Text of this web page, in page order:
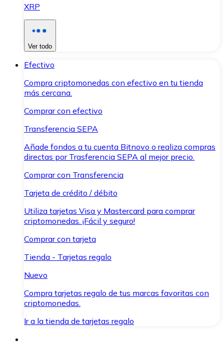
XRP
Ver todo
Efectivo
Compra criptomonedas con efectivo en tu tienda
más cercana.
Comprar con efectivo
Transferencia SEPA
Añade fondos a tu cuenta Bitnovo o realiza compras
directas por Trasferencia SEPA al mejor precio.
Comprar con Transferencia
Tarjeta de crédito / débito
Utiliza tarjetas Visa y Mastercard para comprar
criptomonedas. ¡Fácil y seguro!
Comprar con tarjeta
Tienda - Tarjetas regalo
Nuevo
Compra tarjetas regalo de tus marcas favoritas con
criptomonedas.
Ir a la tienda de tarjetas regalo